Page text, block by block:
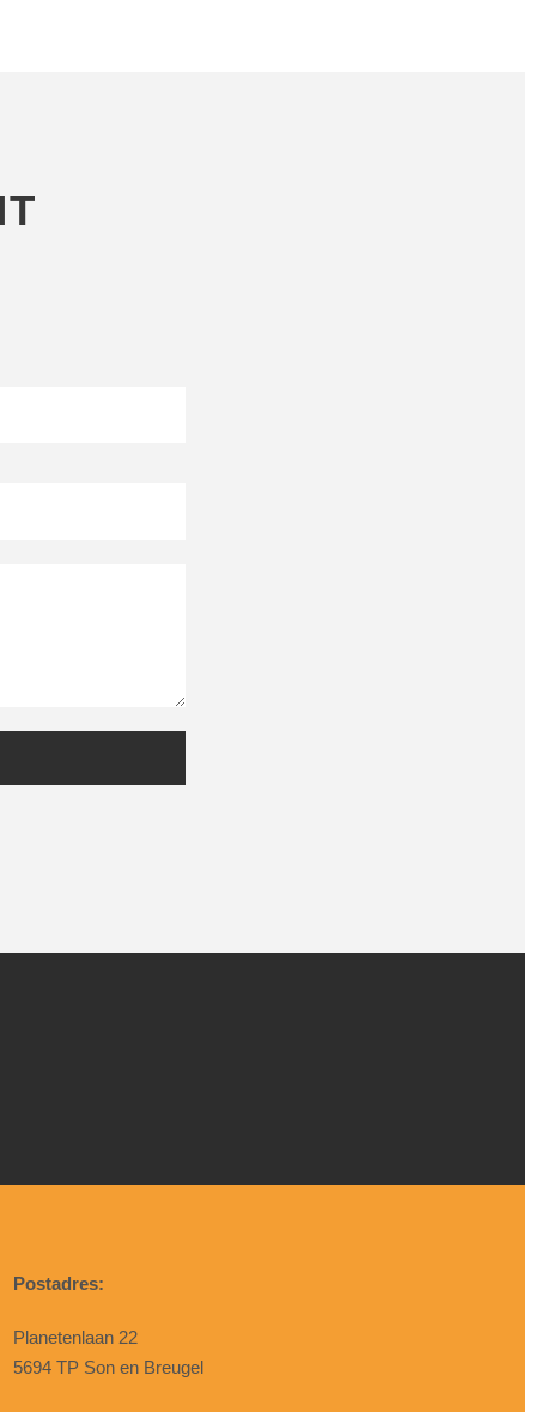
Postadres:
Planetenlaan 22
5694 TP Son en Breugel